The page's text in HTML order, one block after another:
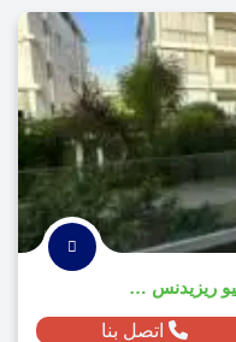
شقة فاخرة للإيجار في كمبوند ليك فيو ريزيدنس 2025
اتصل بنا